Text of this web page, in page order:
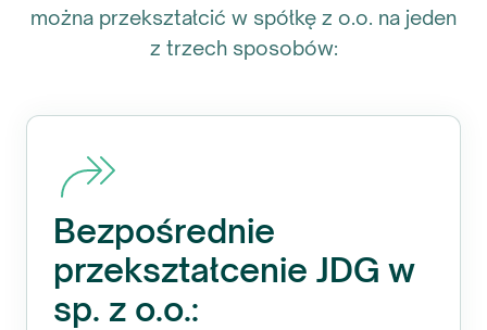
można przekształcić w spółkę z o.o. na jeden
z trzech sposobów:
Bezpośrednie
przekształcenie JDG w
sp. z o.o.: